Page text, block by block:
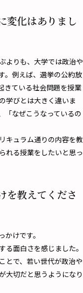
変化はありまし
よりも、大学では政治や
。例えば、選挙の公約放
きている社会問題を授業
学びとは大きく違いま
「なぜこうなっているの
キュラム通りの内容を教
れる授業をしたいと思っ
を教えてくださ
けです。
面白さを感じました。
とで、若い世代が政治や
大切だと思うようになり